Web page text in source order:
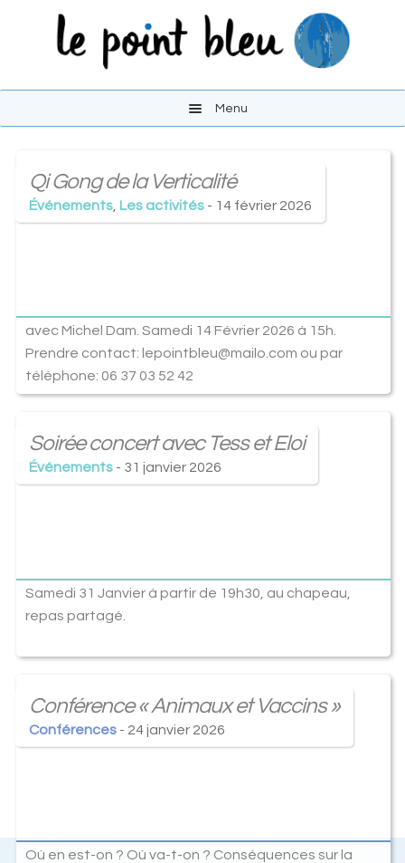
Menu
Le lieu
Contact
Qi Gong de la Verticalité
Événements, Les activités- 14 février 2026
avec Michel Dam. Samedi 14 Février 2026 à 15h.
Prendre contact: lepointbleu@mailo.com ou par
téléphone: 06 37 03 52 42
Soirée concert avec Tess et Eloi
Événements- 31 janvier 2026
Samedi 31 Janvier à partir de 19h30, au chapeau,
repas partagé.
Conférence « Animaux et Vaccins »
Conférences- 24 janvier 2026
Où en est-on ? Où va-t-on ? Conséquences sur la